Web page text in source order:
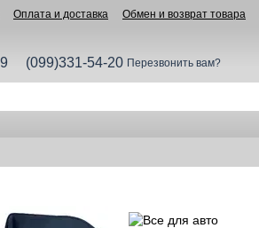
Оплата и доставка Обмен и возврат товара
(099)331-54-20 Перезвонить вам?